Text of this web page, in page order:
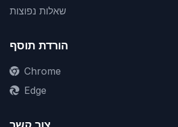
שאלות נפוצות
הורדת תוסף
Chrome
Edge